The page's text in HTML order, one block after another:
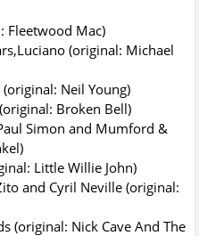
Fleetwood Mac)
(original: Michael
Neil Young)
Broken Bell)
Simon and Mumford &
Little Willie John)
and Cyril Neville (original:
(original: Nick Cave And The